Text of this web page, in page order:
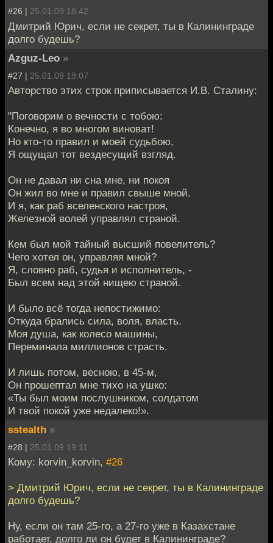
#26 | 25.01.09 18:42
Дмитрий Юрич, если не секрет, ты в Калининграде
долго будешь?
Azguz-Leo »
#27 | 25.01.09 19:07
Авторство этих строк приписывается И.В. Сталину:
"Поговорим о вечности с тобою:
Конечно, я во многом виноват!
Но кто-то правил и моей судьбою,
Я ощущал тот вездесущий взгляд.
Он не давал ни сна мне, ни покоя
Он жил во мне и правил свыше мной.
И я, как раб вселенского настроя,
Железной волей управлял страной.
Кем был мой тайный высший повелитель?
Чего хотел он, управляя мной?
Я, словно раб, судья и исполнитель, -
Был всем над этой нищею страной.
И было всё тогда непостижимо:
Откуда брались сила, воля, власть.
Моя душа, как колесо машины,
Переминала миллионов страсть.
И лишь потом, весною, в 45-м,
Он прошептал мне тихо на ушко:
«Ты был моим послушником, солдатом
И твой покой уже недалеко!».
sstealth »
#28 | 25.01.09 19:11
Кому: korvin_korvin, #26
> Дмитрий Юрич, если не секрет, ты в Калининграде
долго будешь?
Ну, если он там 25-го, а 27-го уже в Казахстане
работает, долго ли он будет в Калининграде?